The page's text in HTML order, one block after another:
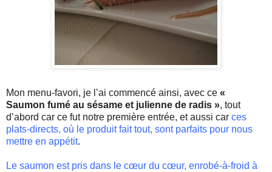
Mon menu-favori, je l’ai commencé ainsi, avec ce «
Saumon fumé au sésame et julienne de radis », tout
d’abord car ce fut notre première entrée, et aussi car ces
plats-directs, où le produit fait tout, sont parfaits pour nous
mettre en appétit.
Le saumon est pris dans le cœur du cœur, enrobé-à-froid à